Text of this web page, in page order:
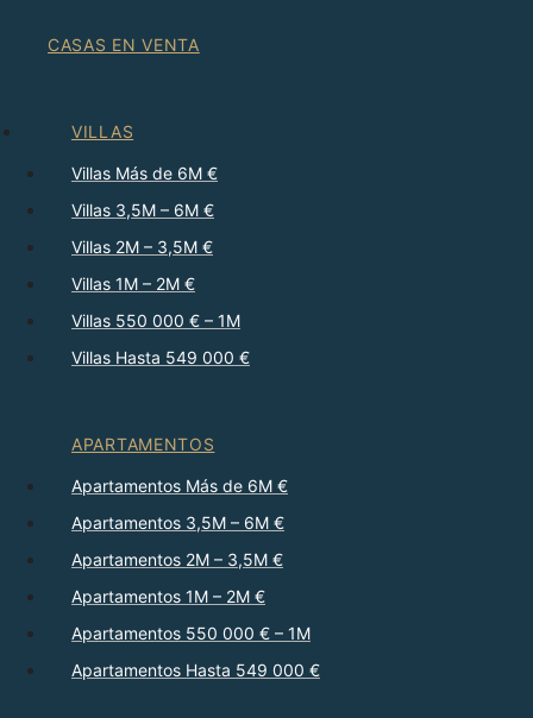
CASAS EN VENTA
VILLAS
Villas Más de 6M €
Villas 3,5M – 6M €
Villas 2M – 3,5M €
Villas 1M – 2M €
Villas 550 000 € – 1M
Villas Hasta 549 000 €
APARTAMENTOS
Apartamentos Más de 6M €
Apartamentos 3,5M – 6M €
Apartamentos 2M – 3,5M €
Apartamentos 1M – 2M €
Apartamentos 550 000 € – 1M
Apartamentos Hasta 549 000 €